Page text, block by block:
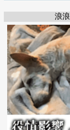
發
表
文
章
浪